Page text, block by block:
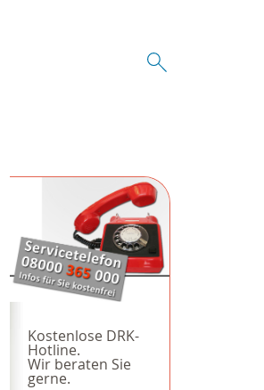
Kostenlose DRK-
Hotline.
Wir beraten Sie
gerne.